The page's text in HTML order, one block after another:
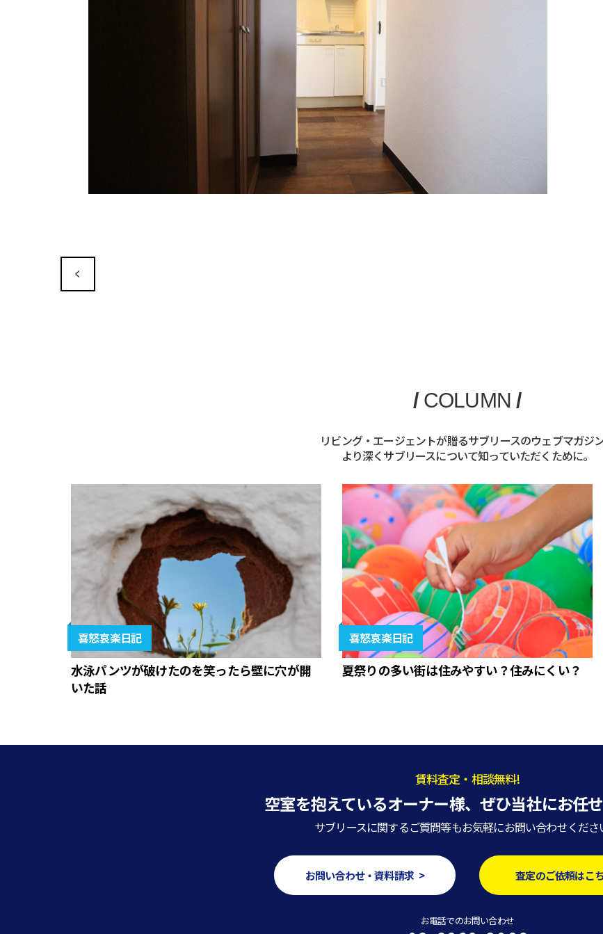
/ COLUMN /
リビング・エージェントが贈るサブリースのウェブマガジン
より深くサブリースについて知っていただくために。
喜怒哀楽日記
水泳パンツが破けたのを笑ったら壁に穴が開
いた話
喜怒哀楽日記
夏祭りの多い街は住みやすい？住みにくい？
賃料査定・相談無料!
空室を抱えているオーナー様、ぜひ当社にお任
サブリースに関するご質問等もお気軽にお問い合わせくださ
お問い合わせ・資料請求 > 査定のご依頼はこ
お電話でのお問い合わせ